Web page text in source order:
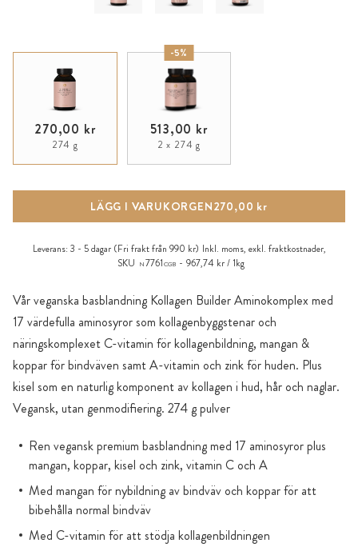
Vår veganska basblandning Kollagen Builder Aminokomplex med
17 värdefulla aminosyror som kollagenbyggstenar och
näringskomplexet C-vitamin för kollagenbildning, mangan &
koppar för bindväven samt A-vitamin och zink för huden. Plus
kisel som en naturlig komponent av kollagen i hud, hår och naglar.
Vegansk, utan genmodifiering. 274 g pulver
Ren vegansk premium basblandning med 17 aminosyror plus
mangan, koppar, kisel och zink, vitamin C och A
Med mangan för nybildning av bindväv och koppar för att
bibehålla normal bindväv
Med C-vitamin för att stödja kollagenbildningen
270,00 kr
274 g
-5%
513,00 kr
2 x 274 g
LÄGG I VARUKORGEN270,00 kr
Leverans: 3 - 5 dagar (Fri frakt från 990 kr) Inkl. moms, exkl. fraktkostnader,
SKU
N7761CGB 967,74 kr / 1kg